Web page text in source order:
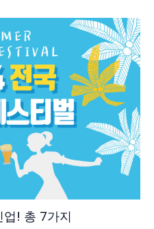
! 총 7가지